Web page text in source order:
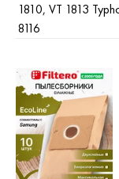
1810, VT 1813
8116